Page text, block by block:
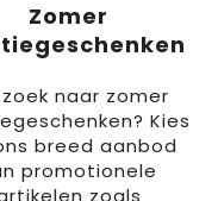
Zomer
naar zomer
Kies
breed aanbod
promotionele
zoals